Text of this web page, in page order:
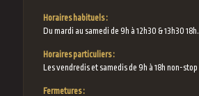
Horaires habituels :
Du mardi au samedi de 9h à 12h30 & 13h30 18h.
Horaires particuliers :
Les vendredis et samedis de 9h à 18h non-stop
Fermetures :